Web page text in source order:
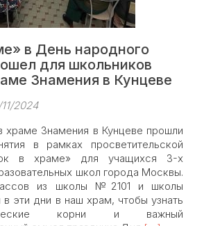
в День народного
для школьников
Знамения в Кунцеве
11/2024
храме Знамения в Кунцеве прошли
в рамках просветительской
в храме» для учащихся 3-х
школ города Москвы.
из школы №2101 и школы
эти дни в наш храм, чтобы узнать
корни и важный